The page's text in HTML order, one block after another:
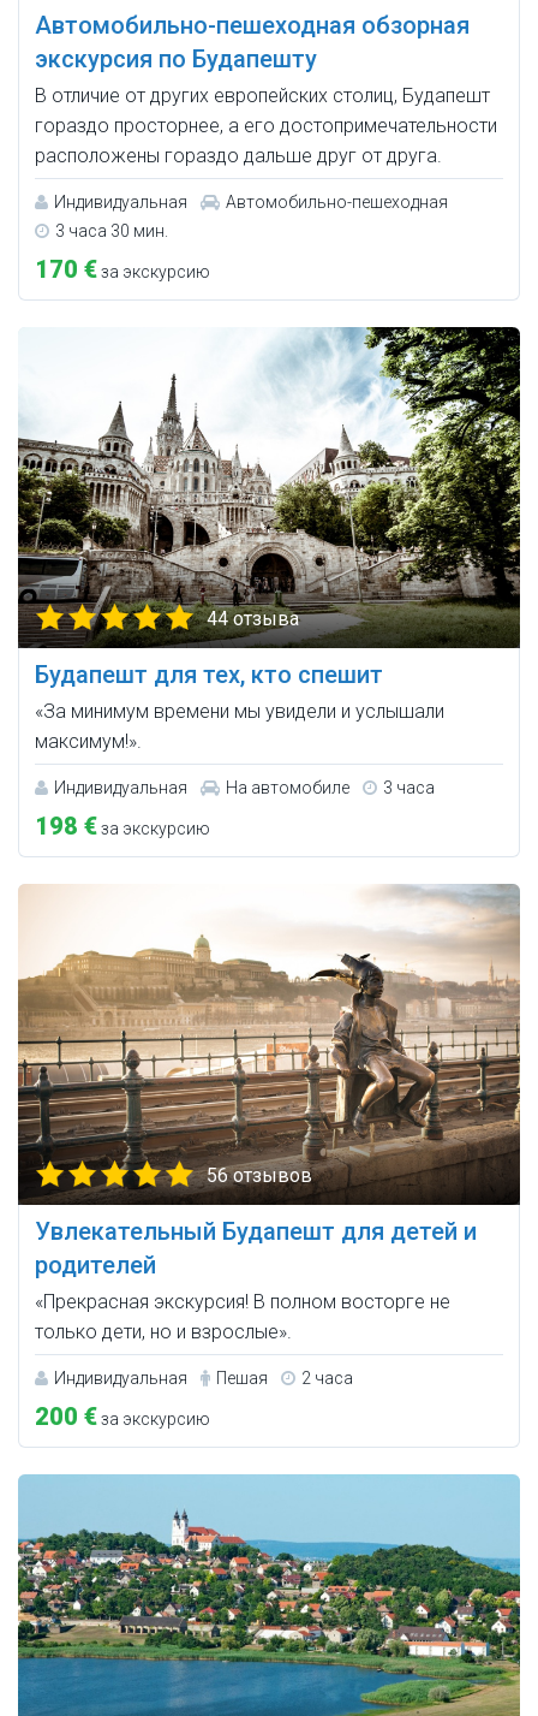
Автомобильно-пешеходная обзорная
экскурсия по Будапешту
В отличие от других европейских столиц, Будапешт
гораздо просторнее, а его достопримечательности
расположены гораздо дальше друг от друга.
Индивидуальная
Автомобильно-пешеходная
3 часа 30 мин.
170 €за экскурсию
44 отзыва
Будапешт для тех, кто спешит
«За минимум времени мы увидели и услышали
максимум!».
Индивидуальная На автомобиле 3 часа
198 €за экскурсию
56 отзывов
Увлекательный Будапешт для детей и
родителей
«Прекрасная экскурсия! В полном восторге не
только дети, но и взрослые».
Индивидуальная Пешая 2 часа
200 €за экскурсию